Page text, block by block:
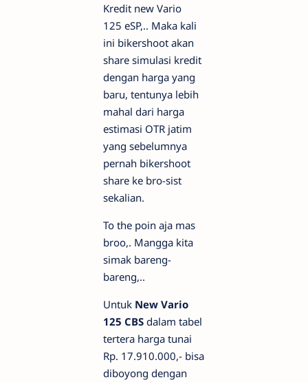
Kredit new Vario
125 eSP,.. Maka kali
ini bikershoot akan
share simulasi kredit
dengan harga yang
baru, tentunya lebih
mahal dari harga
estimasi OTR jatim
yang sebelumnya
pernah bikershoot
share ke bro-sist
sekalian.
To the poin aja mas
broo,. Mangga kita
simak bareng-
bareng,..
Untuk New Vario
125 CBS dalam tabel
tertera harga tunai
Rp. 17.910.000,- bisa
diboyong dengan